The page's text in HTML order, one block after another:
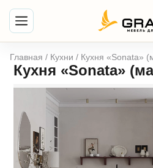
Главная / Кухни / Кухня «Sonata»
Кухня «Sonata»